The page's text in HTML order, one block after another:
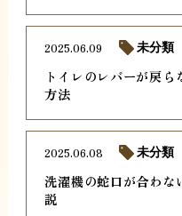
トイレのレバーが戻
方法
2025.06.09 未分類
洗濯機の蛇口が合わな
説
2025.06.08 未分類